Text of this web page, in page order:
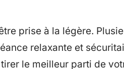
prise à la légère.
relaxante et
le meilleur parti de